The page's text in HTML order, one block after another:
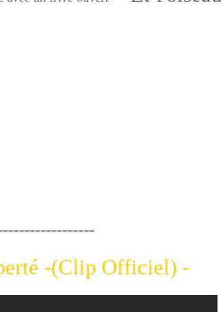
-(Clip Officiel) -